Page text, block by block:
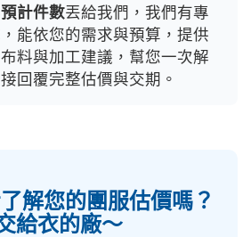
預計件數丟給我們，我們有專
能依您的需求與預算，提供
料與加工建議，幫您一次解
回覆完整估價與交期。
解您的團服估價嗎？
給衣的廠～